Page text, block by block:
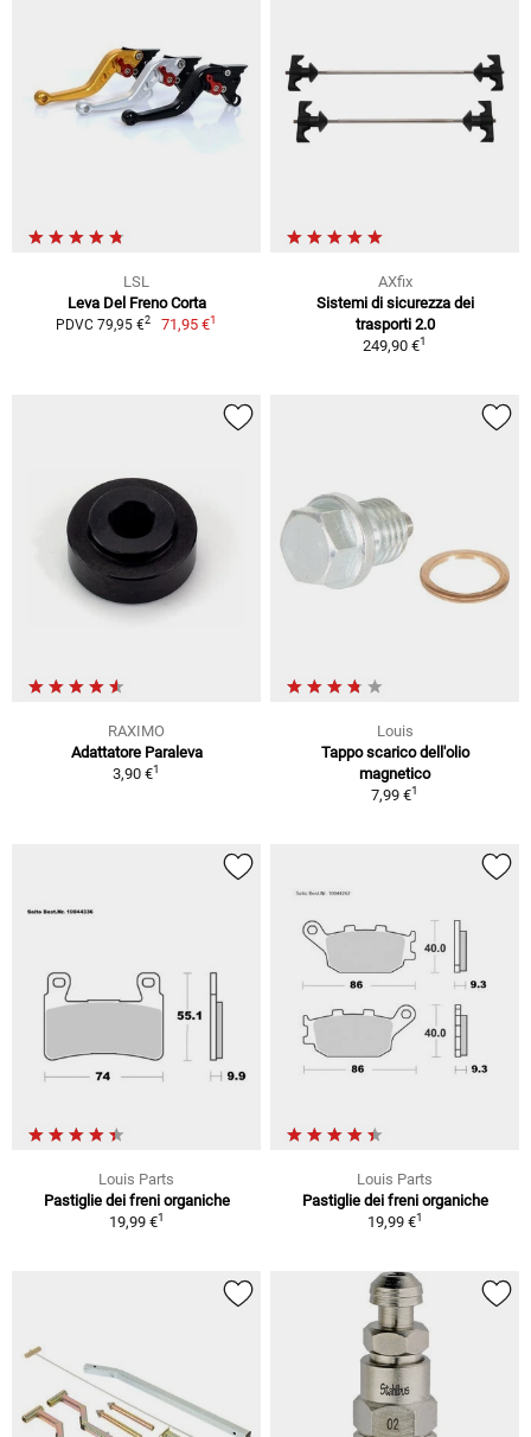
LSL
Leva Del Freno Corta
PDVC 79,95 €2 71,95 €1
AXfix
Sistemi di sicurezza dei
trasporti 2.0
249,90 €1
RAXIMO
Adattatore Paraleva
3,90 €1
Louis
Tappo scarico dell'olio
magnetico
7,99 €1
Louis Parts
Pastiglie dei freni organiche
19,99 €1
Louis Parts
Pastiglie dei freni organiche
19,99 €1